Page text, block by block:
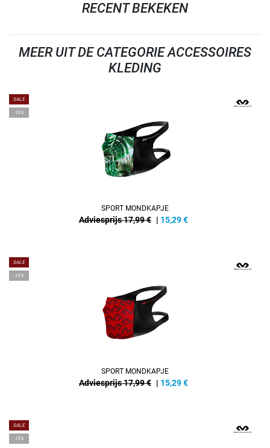
RECENT BEKEKEN
MEER UIT DE CATEGORIE ACCESSOIRES
KLEDING
SALE
-15%
SPORT MONDKAPJE
Adviesprijs 17,99 € | 15,29€
SALE
-15%
SPORT MONDKAPJE
Adviesprijs 17,99 € | 15,29€
SALE
-15%